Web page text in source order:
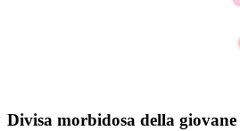
Divisa morbidosa della